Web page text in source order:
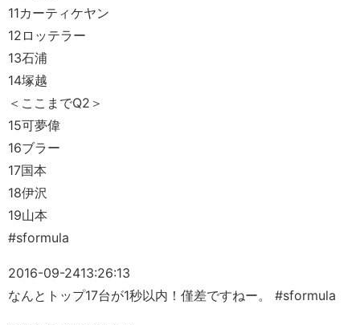
11カーティケヤン
12ロッテラー
13石浦
14塚越
＜ここまでQ2＞
15可夢偉
16ブラー
17国本
18伊沢
19山本
#sformula
2016-09-2413:26:13
なんとトップ17台が1秒以内！僅差ですねー。 #sformula